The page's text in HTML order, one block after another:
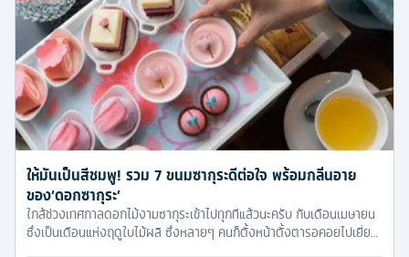
ให้มันเป็นสีชมพู! รวม 7 ขนมซากุระดีต่อใจ พร้อมกลิ่นอาย
ของ‘ดอกซากุระ’
ใกล้ช่วงเทศกาลดอกไม้งามซากุระเข้าไปทุกทีแล้วนะครับ กับเดือนเมษายน
ซึ่งเป็นเดือนแห่งฤดูใบไม้ผลิ ซึ่งหลายๆ คนก็ตั้งหน้าตั้งตารอคอยไปเยี่ยม